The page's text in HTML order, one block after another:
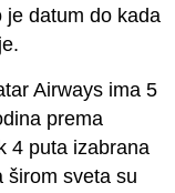
je datum do kada
Airways ima 5
prema
4 puta izabrana
širom sveta su